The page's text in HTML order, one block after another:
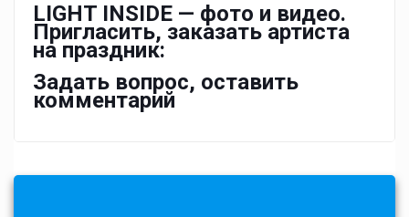
LIGHT INSIDE — фото и видео.
Пригласить, заказать артиста
на праздник:
Задать вопрос, оставить
комментарий